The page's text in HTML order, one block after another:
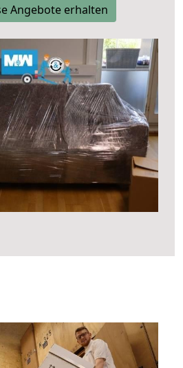
Angebote erhalten